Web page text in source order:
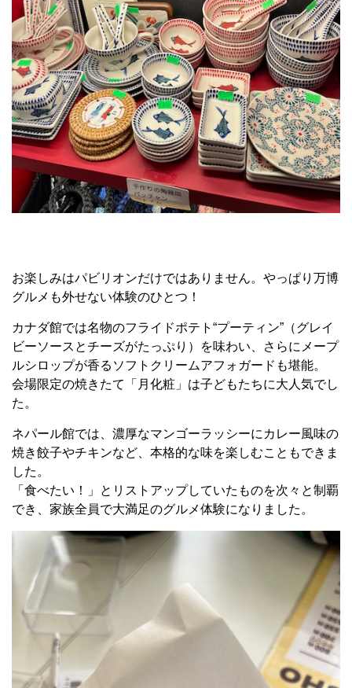
お楽しみはパビリオンだけではありません。やっぱり万博
グルメも外せない体験のひとつ！
カナダ館では名物のフライドポテト“プーティン”（グレイ
ビーソースとチーズがたっぷり）を味わい、さらにメープ
ルシロップが香るソフトクリームアフォガードも堪能。
会場限定の焼きたて「月化粧」は子どもたちに大人気でし
た。
ネパール館では、濃厚なマンゴーラッシーにカレー風味の
焼き餃子やチキンなど、本格的な味を楽しむこともできま
した。
「食べたい！」とリストアップしていたものを次々と制覇
でき、家族全員で大満足のグルメ体験になりました。